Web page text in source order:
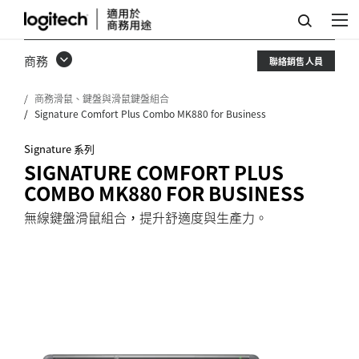
SIGNATURE
COMFORT
PLUS
COMBO
MK880
FOR
BUSINESS
商務 聯絡銷售人員
商務滑鼠、鍵盤與滑鼠鍵盤組合
Signature Comfort Plus Combo MK880 for Business
Signature 系列
SIGNATURE COMFORT PLUS
COMBO MK880 FOR BUSINESS
無線鍵盤滑鼠組合，提升舒適度與生產力。